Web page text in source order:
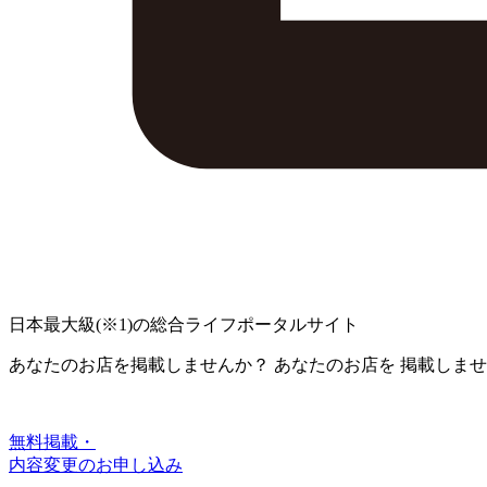
日本最大級(※1)の総合ライフポータルサイト
あなたのお店を掲載しませんか？ あなたのお店を 掲載しま
無料掲載・
内容変更のお申し込み